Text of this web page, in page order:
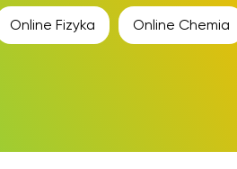
Online Fizyka Online Chemia